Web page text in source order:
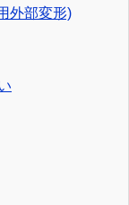
外部変形)